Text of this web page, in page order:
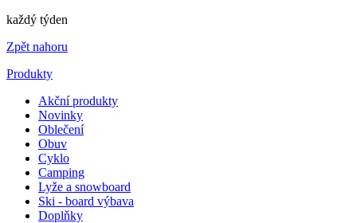
každý týden
Zpět nahoru
Produkty
Akční produkty
Novinky
Oblečení
Obuv
Cyklo
Camping
Lyže a snowboard
Ski - board výbava
Doplňky